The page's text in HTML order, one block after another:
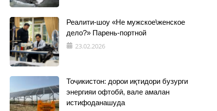
Реалити-шоу «Не мужское\женское
дело?» Парень-портной
23.02.2026
Тоҷикистон: дорои иқтидори бузурги
энергияи офтобӣ, вале амалан
истифоданашуда